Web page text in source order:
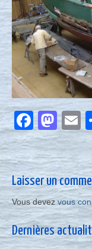
Laisser un
Vous devezvous
Dernières